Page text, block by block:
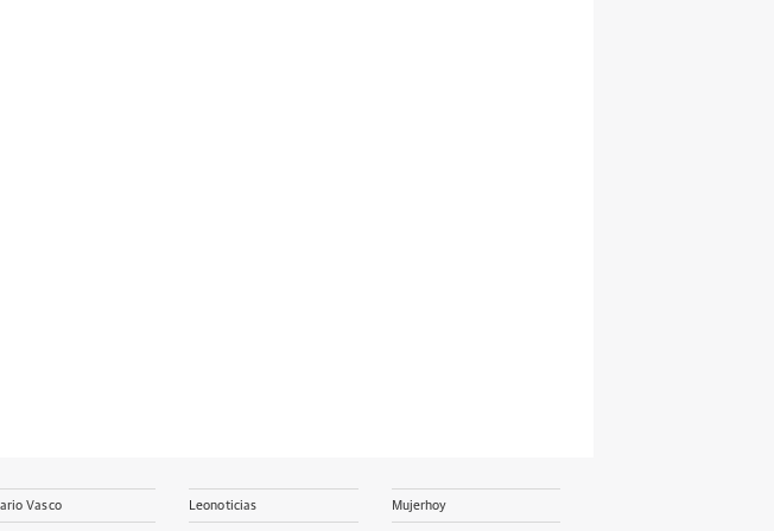
Vasco Leonoticias Mujerhoy